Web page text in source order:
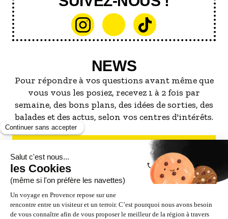
NEWS
Pour répondre à vos questions avant même que
vous vous les posiez, recevez 1 à 2 fois par
semaine, des bons plans, des idées de sorties, des
balades et des actus, selon vos centres d'intérêts.
S'INSCRIRE À LA NEWSLETTER
NOS PARTENAIRES